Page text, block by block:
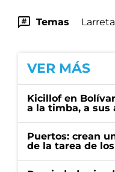
Temas Larreta
VER MÁS
Kicillof en
a la timba, a sus
Puertos: crean
de la tarea de